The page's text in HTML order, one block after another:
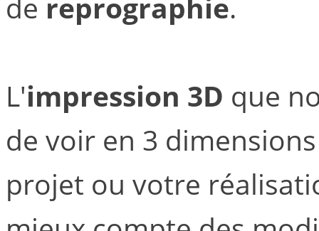
de reprographie.
L'impression 3D que
de voir en 3
projet ou votre